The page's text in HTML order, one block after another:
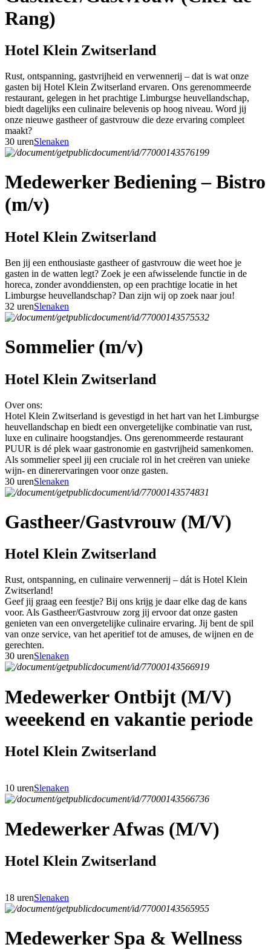
Rang)
Hotel Klein Zwitserland
Rust, ontspanning, gastvrijheid en verwennerij – dat is wat onze
gasten bij Hotel Klein Zwitserland ervaren. Ons gerenommeerde
restaurant, gelegen in het prachtige Limburgse heuvellandschap,
biedt dagelijks een culinaire belevenis op hoog niveau. Word jij
onze nieuwe gastheer of gastvrouw die deze ervaring compleet
maakt?
30 urenSlenaken
Medewerker Bediening – Bistro
(m/v)
Hotel Klein Zwitserland
Ben jij een enthousiaste gastheer of gastvrouw die weet hoe je
gasten in de watten legt? Zoek je een afwisselende functie in de
horeca, zonder avonddiensten, op een prachtige locatie in het
Limburgse heuvellandschap? Dan zijn wij op zoek naar jou!
32 urenSlenaken
Sommelier (m/v)
Hotel Klein Zwitserland
Over ons:
Hotel Klein Zwitserland is gevestigd in het hart van het Limburgse
heuvellandschap en biedt een onvergetelijke combinatie van rust,
luxe en culinaire hoogstandjes. Ons gerenommeerde restaurant
PUUR is dé plek waar gastronomie en gastvrijheid samenkomen.
Als sommelier speel jij een cruciale rol in het creëren van unieke
wijn- en dinerervaringen voor onze gasten.
30 urenSlenaken
Gastheer/Gastvrouw (M/V)
Hotel Klein Zwitserland
Rust, ontspanning, en culinaire verwennerij – dát is Hotel Klein
Zwitserland!
Geef jij graag een feestje? Bij ons krijg je daar elke dag de kans
voor. Als Gastheer/Gastvrouw zorg jij ervoor dat onze gasten
genieten van een onvergetelijke culinaire ervaring. Jij bent de spil
van onze service, van het aperitief tot de amuses, de wijnen en de
gerechten.
30 urenSlenaken
Medewerker Ontbijt (M/V)
weeekend en vakantie periode
Hotel Klein Zwitserland
10 urenSlenaken
Medewerker Afwas (M/V)
Hotel Klein Zwitserland
18 urenSlenaken
Medewerker Spa & Wellness